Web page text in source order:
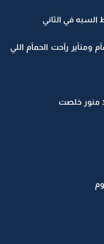
في الثاني
رآحت الحمآم اللي
منور خلصت